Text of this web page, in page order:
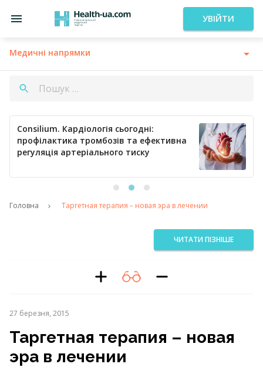
УВІЙТИ
Медичні напрямки
Consilium. Кардіологія сьогодні:
профілактика тромбозів та ефективна
регуляція артеріального тиску
Головна Таргетная терапия – новая эра в лечении
ЧИТАТИ ПІЗНІШЕ
27 березня, 2015
Таргетная терапия – новая
эра в лечении